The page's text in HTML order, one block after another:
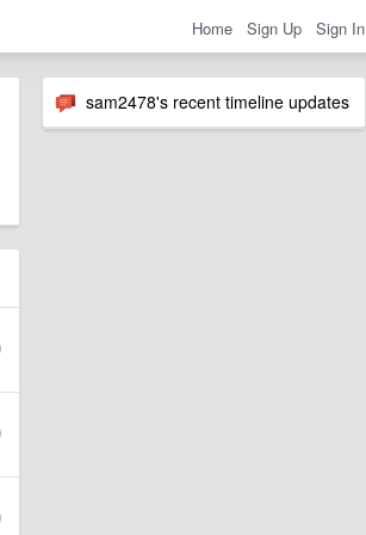
Home Sign Up Sign In
sam2478's recent timeline updates